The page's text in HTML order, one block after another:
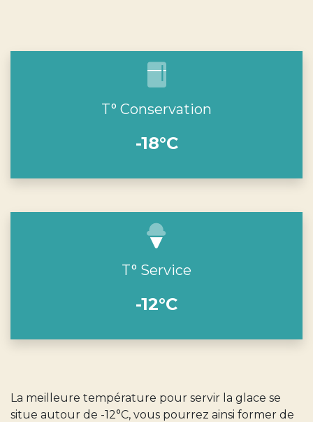
T° Conservation
-18°C
T° Service
-12°C
La meilleure température pour servir la glace se
situe autour de -12°C, vous pourrez ainsi former de